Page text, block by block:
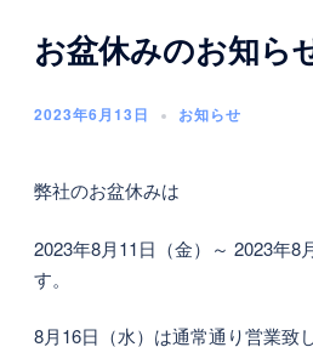
お盆休みのお知ら
2023年6月13日 お知らせ
弊社のお盆休みは
2023年8月11日（金）～ 2023年8
す。
8月16日（水）は通常通り営業致し